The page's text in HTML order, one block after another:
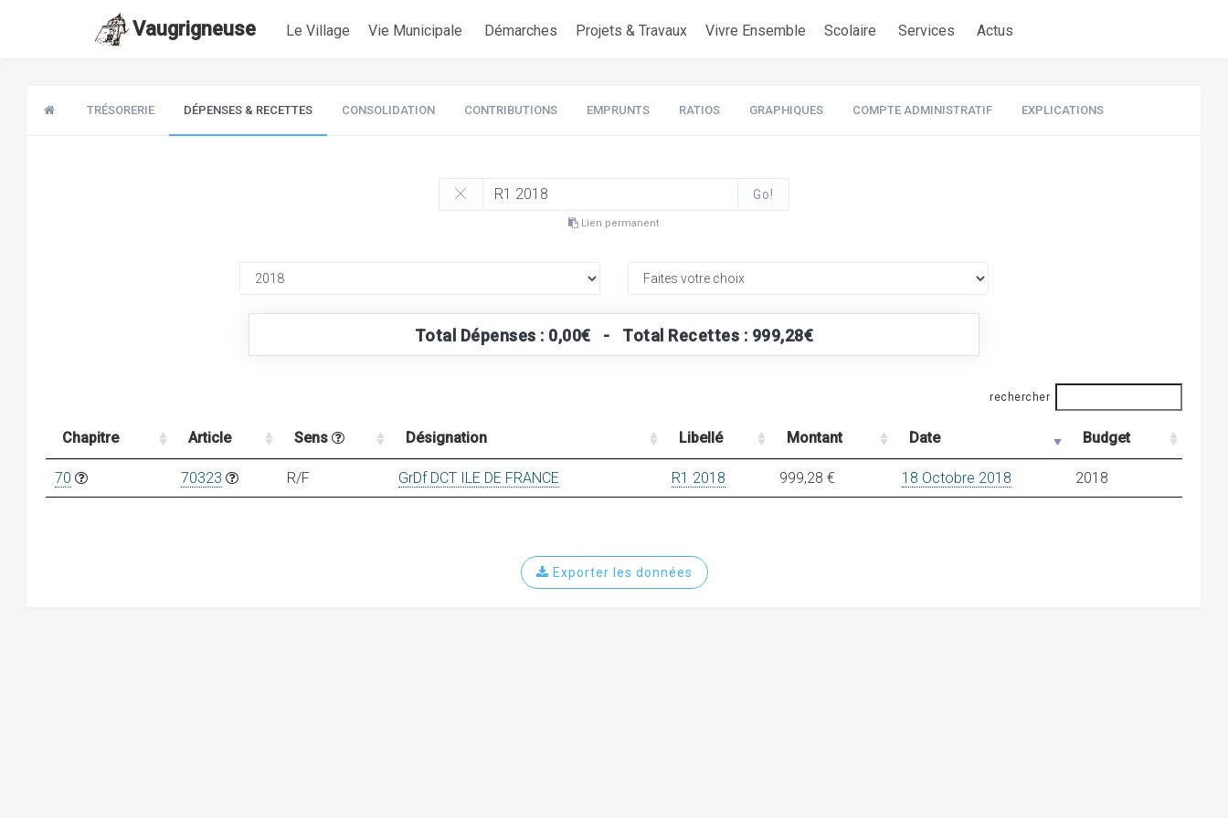
Vaugrigneuse Le Village Vie Municipale Démarches Projets & Travaux Vivre Ensemble Scolaire Services Actus
TRÉSORERIE DÉPENSES & RECETTES CONSOLIDATION CONTRIBUTIONS EMPRUNTS RATIOS GRAPHIQUES COMPTE ADMINISTRATIF EXPLICATIONS
Go!
Lien permanent
Total Dépenses : 0,00€ - Total Recettes : 999,28€
rechercher
Chapitre Article Sens Désignation Libellé Montant Date Budget
70 70323 R/F GrDf DCT ILE DE FRANCE R1 2018 999,28 € 18 Octobre 2018 2018
Exporter les données